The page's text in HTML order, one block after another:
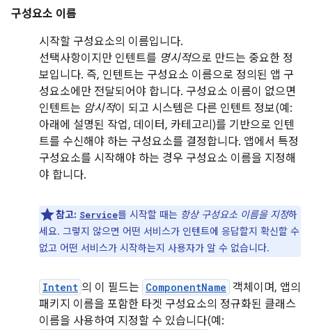
구성요소 이름
시작할 구성요소의 이름입니다.
선택사항이지만 인텐트를 명시적으로 만드는 중요한 정
보입니다. 즉, 인텐트는 구성요소 이름으로 정의된 앱 구
성요소에만 전달되어야 합니다. 구성요소 이름이 없으면
인텐트는 암시적이 되고 시스템은 다른 인텐트 정보(예:
아래에 설명된 작업, 데이터, 카테고리)를 기반으로 인텐
트를 수신해야 하는 구성요소를 결정합니다. 앱에서 특정
구성요소를 시작해야 하는 경우 구성요소 이름을 지정해
야 합니다.
참고: Service를 시작할 때는 항상 구성요소 이름을 지정하
세요. 그렇지 않으면 어떤 서비스가 인텐트에 응답할지 확신할 수
없고 어떤 서비스가 시작하는지 사용자가 알 수 없습니다.
Intent 의 이 필드는 ComponentName 객체이며, 앱의
패키지 이름을 포함한 타겟 구성요소의 정규화된 클래스
이름을 사용하여 지정할 수 있습니다(예: